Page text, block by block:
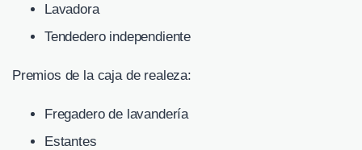
Lavadora
Tendedero independiente
Premios de la caja de realeza:
Fregadero de lavandería
Estantes